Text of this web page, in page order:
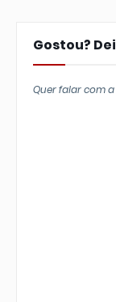
Gostou?
Quer falar com